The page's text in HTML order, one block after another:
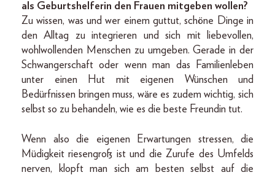
als Geburtshelferin den Frauen mitgeben wollen?
Zu wissen, was und wer einem guttut, schöne Dinge in
den Alltag zu integrieren und sich mit liebevollen,
wohlwollenden Menschen zu umgeben. Gerade in der
Schwangerschaft oder wenn man das Familienleben
unter einen Hut mit eigenen Wünschen und
Bedürfnissen bringen muss, wäre es zudem wichtig, sich
selbst so zu behandeln, wie es die beste Freundin tut.
Wenn also die eigenen Erwartungen stressen, die
Müdigkeit riesengroß ist und die Zurufe des Umfelds
nerven, klopft man sich am besten selbst auf die